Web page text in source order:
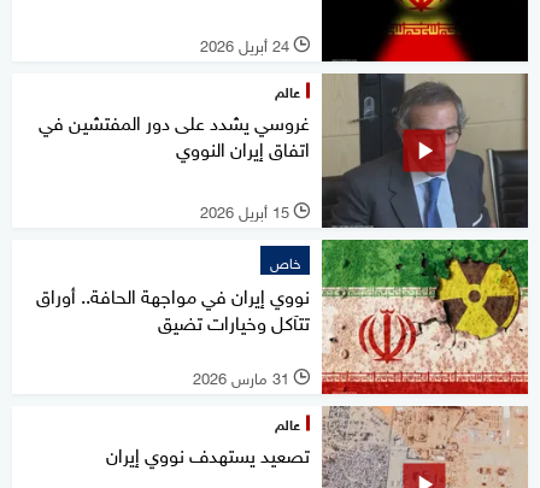
l 24 أبريل 2026
عالم
غروسي يشدد على دور المفتشين في
اتفاق إيران النووي
l 15 أبريل 2026
خاص
نووي إيران في مواجهة الحافة.. أوراق
تتآكل وخيارات تضيق
l 31 مارس 2026
عالم
تصعيد يستهدف نووي إيران